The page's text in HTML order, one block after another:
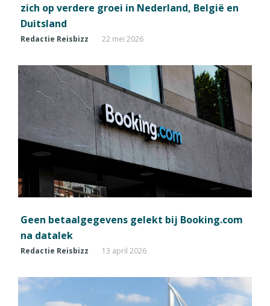
zich op verdere groei in Nederland, België en
Duitsland
Redactie Reisbizz 22 mei 2026
Geen betaalgegevens gelekt bij Booking.com
na datalek
Redactie Reisbizz 13 april 2026